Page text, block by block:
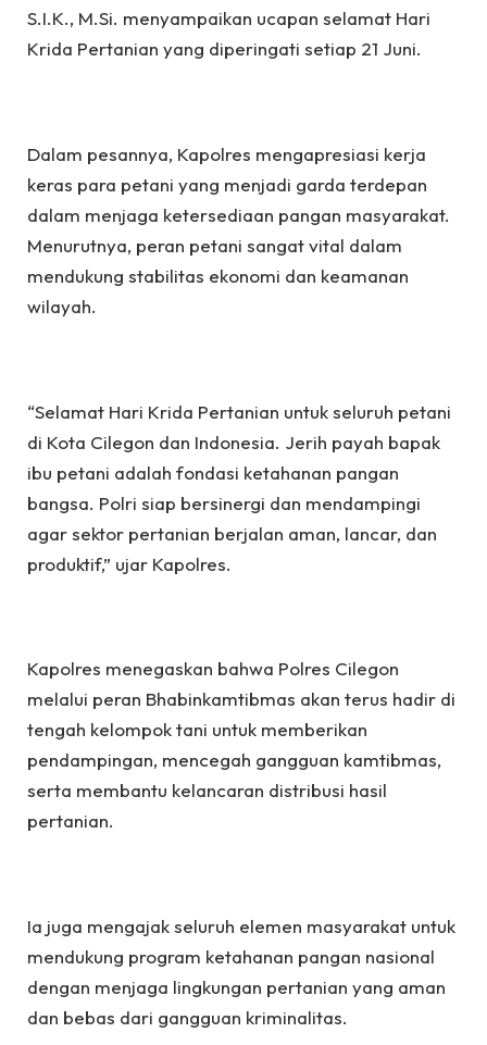
S.I.K., M.Si. menyampaikan ucapan selamat Hari
Krida Pertanian yang diperingati setiap 21 Juni.
Dalam pesannya, Kapolres mengapresiasi kerja
keras para petani yang menjadi garda terdepan
dalam menjaga ketersediaan pangan masyarakat.
Menurutnya, peran petani sangat vital dalam
mendukung stabilitas ekonomi dan keamanan
wilayah.
“Selamat Hari Krida Pertanian untuk seluruh petani
di Kota Cilegon dan Indonesia. Jerih payah bapak
ibu petani adalah fondasi ketahanan pangan
bangsa. Polri siap bersinergi dan mendampingi
agar sektor pertanian berjalan aman, lancar, dan
produktif,” ujar Kapolres.
Kapolres menegaskan bahwa Polres Cilegon
melalui peran Bhabinkamtibmas akan terus hadir di
tengah kelompok tani untuk memberikan
pendampingan, mencegah gangguan kamtibmas,
serta membantu kelancaran distribusi hasil
pertanian.
Ia juga mengajak seluruh elemen masyarakat untuk
mendukung program ketahanan pangan nasional
dengan menjaga lingkungan pertanian yang aman
dan bebas dari gangguan kriminalitas.